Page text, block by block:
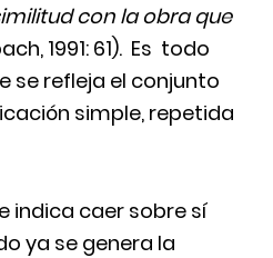
con la obra que
1991: 61). Es todo
se refleja el conjunto
simple, repetida
indica caer sobre sí
ya se genera la